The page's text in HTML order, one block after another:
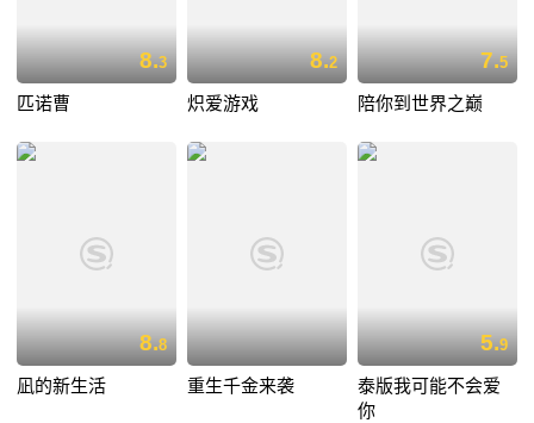
8.3
匹诺曹
8.2
炽爱游戏
7.5
陪你到世界之巅
8.8
凪的新生活 重生千金来袭
5.9
泰版我可能不会爱
你